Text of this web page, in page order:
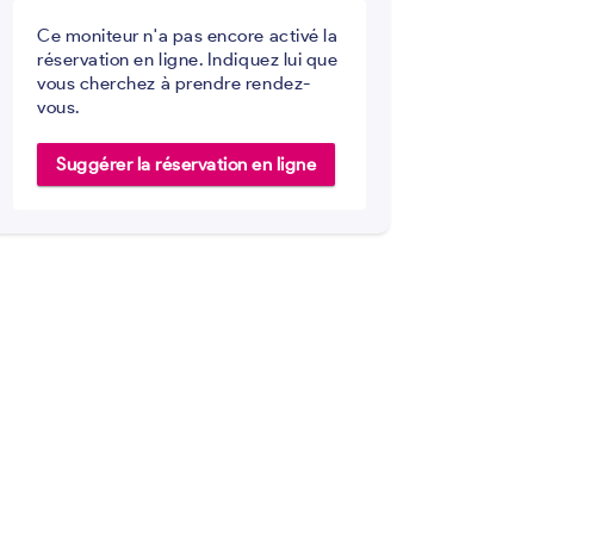
Ce moniteur n'a pas encore activé la
réservation en ligne. Indiquez lui que
vous cherchez à prendre rendez-
vous.
Suggérer la réservation en ligne